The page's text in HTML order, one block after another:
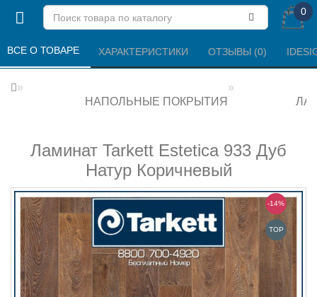
0
НАПОЛЬНЫЕ ПОКРЫТИЯ
Ламинат Tarkett Estetica 933 Дуб
Натур Коричневый
ВСЕ О ТОВАРЕ ХАРАКТЕРИСТИКИ ОТЗЫВЫ (0)
-14%
TOP